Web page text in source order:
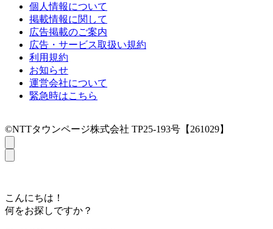
個人情報について
掲載情報に関して
広告掲載のご案内
広告・サービス取扱い規約
利用規約
お知らせ
運営会社について
緊急時はこちら
©NTTタウンページ株式会社 TP25-193号【261029】
こんにちは！
何をお探しですか？